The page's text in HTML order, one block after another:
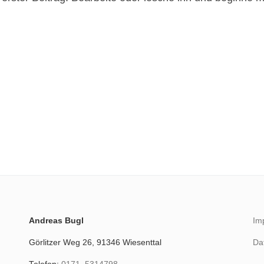
Andre­as Bugl
Gör­lit­zer Weg 26, 91346 Wie­sent­tal